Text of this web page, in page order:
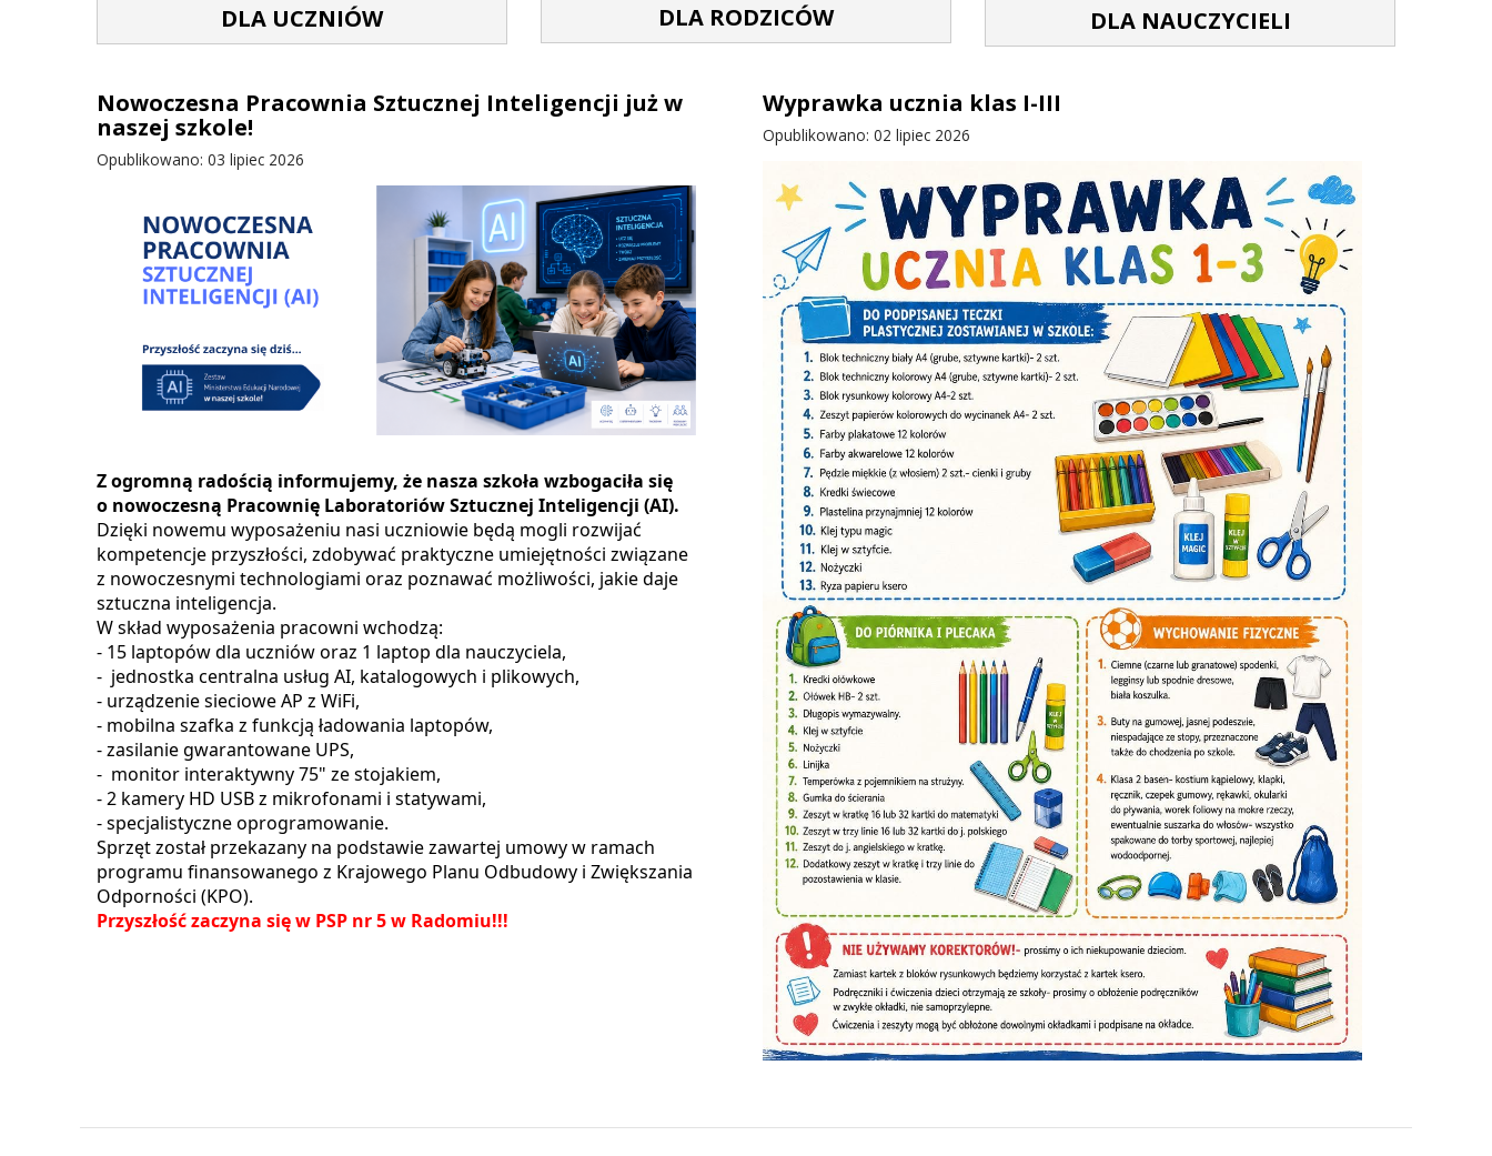
DLA UCZNIÓW DLA RODZICÓW DLA NAUCZYCIELI
Nowoczesna Pracownia Sztucznej Inteligencji już w
naszej szkole!
Opublikowano: 03 lipiec 2026
Z ogromną radością informujemy, że nasza szkoła wzbogaciła się
o nowoczesną Pracownię Laboratoriów Sztucznej Inteligencji (AI).
Dzięki nowemu wyposażeniu nasi uczniowie będą mogli rozwijać
kompetencje przyszłości, zdobywać praktyczne umiejętności związane
z nowoczesnymi technologiami oraz poznawać możliwości, jakie daje
sztuczna inteligencja.
W skład wyposażenia pracowni wchodzą:
- 15 laptopów dla uczniów oraz 1 laptop dla nauczyciela,
- jednostka centralna usług AI, katalogowych i plikowych,
- urządzenie sieciowe AP z WiFi,
- mobilna szafka z funkcją ładowania laptopów,
- zasilanie gwarantowane UPS,
- monitor interaktywny 75" ze stojakiem,
- 2 kamery HD USB z mikrofonami i statywami,
- specjalistyczne oprogramowanie.
Sprzęt został przekazany na podstawie zawartej umowy w ramach
programu finansowanego z Krajowego Planu Odbudowy i Zwiększania
Odporności (KPO).
Przyszłość zaczyna się w PSP nr 5 w Radomiu!!!
Wyprawka ucznia klas I-III
Opublikowano: 02 lipiec 2026